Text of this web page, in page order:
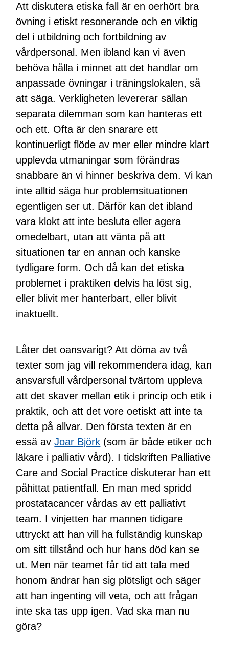
Att diskutera etiska fall är en oerhört bra
övning i etiskt resonerande och en viktig
del i utbildning och fortbildning av
vårdpersonal. Men ibland kan vi även
behöva hålla i minnet att det handlar om
anpassade övningar i träningslokalen, så
att säga. Verkligheten levererar sällan
separata dilemman som kan hanteras ett
och ett. Ofta är den snarare ett
kontinuerligt flöde av mer eller mindre klart
upplevda utmaningar som förändras
snabbare än vi hinner beskriva dem. Vi kan
inte alltid säga hur problemsituationen
egentligen ser ut. Därför kan det ibland
vara klokt att inte besluta eller agera
omedelbart, utan att vänta på att
situationen tar en annan och kanske
tydligare form. Och då kan det etiska
problemet i praktiken delvis ha löst sig,
eller blivit mer hanterbart, eller blivit
inaktuellt.
Låter det oansvarigt? Att döma av två
texter som jag vill rekommendera idag, kan
ansvarsfull vårdpersonal tvärtom uppleva
att det skaver mellan etik i princip och etik i
praktik, och att det vore oetiskt att inte ta
detta på allvar. Den första texten är en
essä avJoar Björk (som är både etiker och
läkare i palliativ vård). I tidskriften Palliative
Care and Social Practice diskuterar han ett
påhittat patientfall. En man med spridd
prostatacancer vårdas av ett palliativt
team. I vinjetten har mannen tidigare
uttryckt att han vill ha fullständig kunskap
om sitt tillstånd och hur hans död kan se
ut. Men när teamet får tid att tala med
honom ändrar han sig plötsligt och säger
att han ingenting vill veta, och att frågan
inte ska tas upp igen. Vad ska man nu
göra?